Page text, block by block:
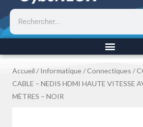
Rechercher
Accueil /Informatique /Connectiques /
CABLE – NEDIS HDMI HAUTE VITESSE
MÈTRES – NOIR